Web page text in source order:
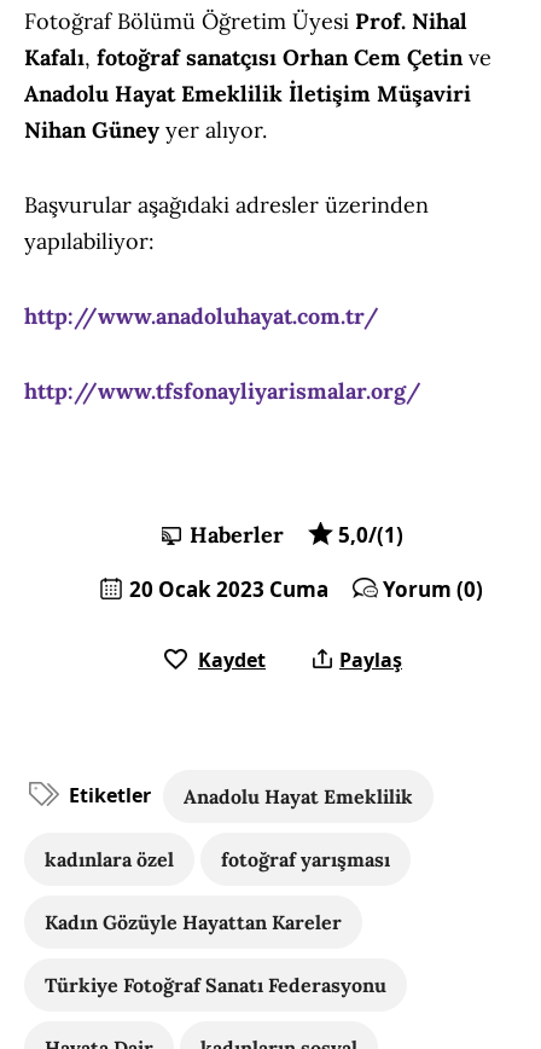
Fotoğraf Bölümü Öğretim Üyesi Prof. Nihal
Kafalı, fotoğraf sanatçısı Orhan Cem Çetinve
Anadolu Hayat Emeklilik İletişim Müşaviri
Nihan Güney yer alıyor.
Başvurular aşağıdaki adresler üzerinden
yapılabiliyor:
http://www.anadoluhayat.com.tr/
http://www.tfsfonayliyarismalar.org/
Haberler
5,0/(1)
20 Ocak 2023 Cuma
Yorum (0)
Kaydet Paylaş
Etiketler Anadolu Hayat Emeklilik
kadınlara özel fotoğraf yarışması
Kadın Gözüyle Hayattan Kareler
Türkiye Fotoğraf Sanatı Federasyonu